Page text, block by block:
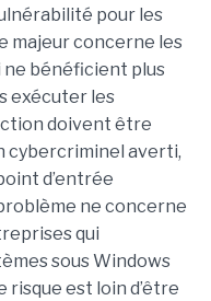
pour les
majeur concerne les
ne bénéficient plus
exécuter les
doivent être
cybercriminel averti,
d’entrée
ne concerne
qui
sous Windows
risque est loin d’être